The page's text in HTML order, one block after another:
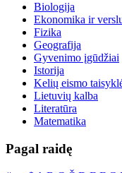
Biologija
Ekonomika ir
Fizika
Geografija
Gyvenimo įgūdžiai
Istorija
Kelių eismo
Lietuvių kalba
Literatūra
Matematika
Pagal raidę